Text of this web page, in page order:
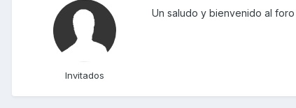
Invitados
Un saludo y bienvenido al